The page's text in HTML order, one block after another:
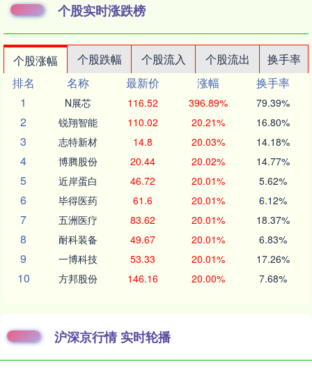
个股实时涨跌榜
个股涨幅 个股跌幅 个股流入 个股流出
换手率
排名
名称 最新价 涨幅
换手率
1
N展芯 116.52 396.89% 79.39%
2 锐翔智能 110.02 20.21% 16.80%
3 志特新材 14.8 20.03% 14.18%
4 博腾股份 20.44 20.02% 14.77%
5 近岸蛋白 46.72 20.01% 5.62%
6 毕得医药 61.6 20.01% 6.12%
7 五洲医疗 83.62 20.01% 18.37%
8 耐科装备 49.67 20.01% 6.83%
9 一博科技 53.33 20.01% 17.26%
10 方邦股份 146.16 20.00% 7.68%
沪深京行情 实时轮播